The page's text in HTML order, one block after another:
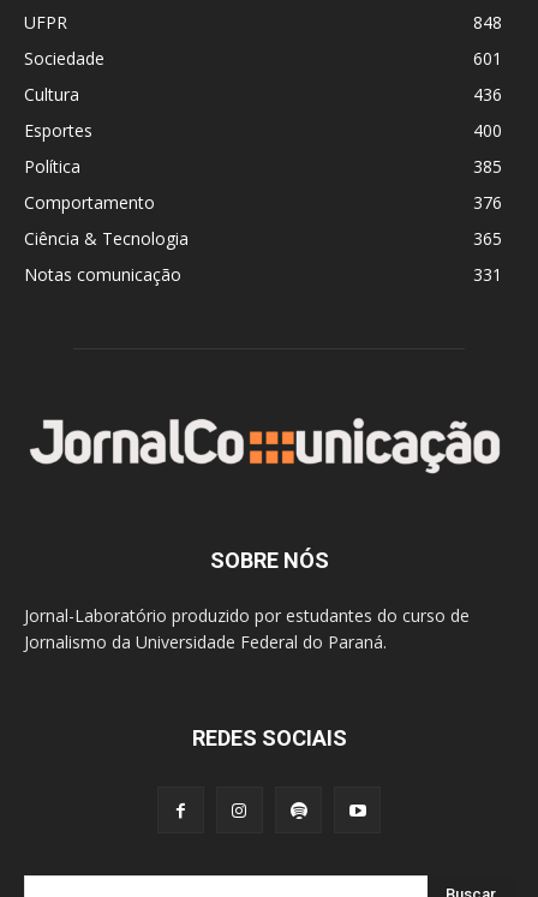
UFPR
848
Sociedade
601
Cultura
436
Esportes
400
Política
385
Comportamento
376
Ciência & Tecnologia
365
Notas comunicação
331
SOBRE NÓS
Jornal-Laboratório produzido por estudantes do curso de
Jornalismo da Universidade Federal do Paraná.
REDES SOCIAIS